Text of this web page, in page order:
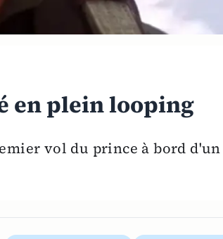
en plein looping
vol du prince à bord d'un